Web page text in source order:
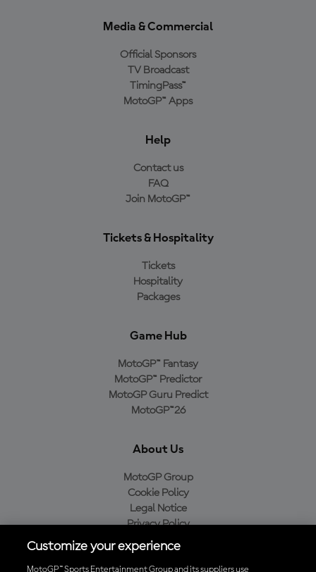
Media & Commercial
Official Sponsors
TV Broadcast
TimingPass™
MotoGP™ Apps
Help
Contact us
FAQ
Join MotoGP™
Tickets & Hospitality
Tickets
Hospitality
Packages
Game Hub
MotoGP™ Fantasy
MotoGP™ Predictor
MotoGP Guru Predict
MotoGP™26
About Us
MotoGP Group
Cookie Policy
Legal Notice
Privacy Policy
Purchase Policy
Customize your experience
MotoGP™ Sports Entertainment Group and its suppliers use